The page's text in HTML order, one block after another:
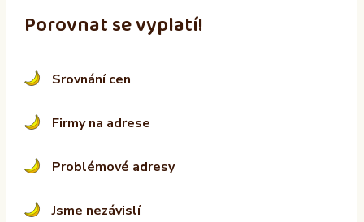
Porovnat se vyplatí!
Srovnání cen
Firmy na adrese
Problémové adresy
Jsme nezávislí